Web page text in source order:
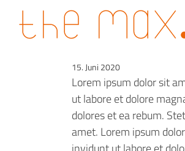
15. Juni 2020
Lorem ipsum dolor sit
ut labore et dolore
dolores et ea rebum.
amet. Lorem ipsum